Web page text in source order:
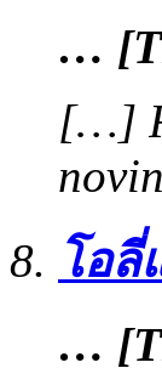
…
[…]
โอ
…